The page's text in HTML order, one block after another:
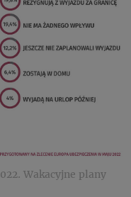
Wakacyjne plany